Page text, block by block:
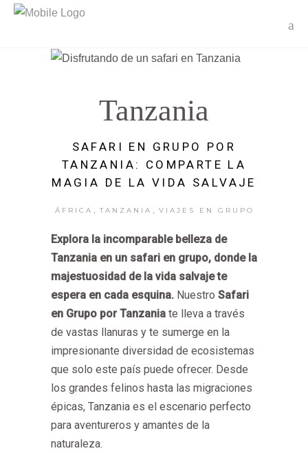
Tanzania
SAFARI EN GRUPO POR
TANZANIA: COMPARTE LA
MAGIA DE LA VIDA SALVAJE
ÁFRICA , TANZANIA , VIAJES EN GRUPO
Explora la incomparable belleza de
Tanzania en un safari en grupo, donde la
majestuosidad de la vida salvaje te
espera en cada esquina. Nuestro Safari
en Grupo por Tanzania te lleva a través
de vastas llanuras y te sumerge en la
impresionante diversidad de ecosistemas
que solo este país puede ofrecer. Desde
los grandes felinos hasta las migraciones
épicas, Tanzania es el escenario perfecto
para aventureros y amantes de la
naturaleza.